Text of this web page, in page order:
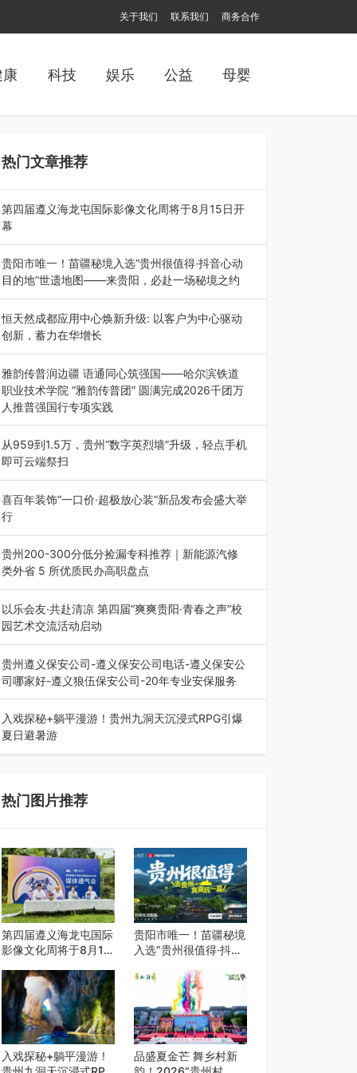
关于我们 联系我们 商务合作
科技 娱乐 公益 母婴
热门文章推荐
第四届遵义海龙屯国际影像文化周将于8月15日开
幕
8月7日，第四届遵义海龙屯国际影像文化周媒体
通气会在世界文化遗产地海龙屯核心景区…
贵阳市唯一！苗疆秘境入选“贵州很值得·抖音心动
目的地”世遗地图——来贵阳，必赴一场秘境之约
2026年7月21日，2026年“贵州很值得”暨抖音“心
动目的地”（贵州站）主题…
恒天然成都应用中心焕新升级: 以客户为中心驱动
创新，蓄力在华增长
融合全球研发实力与本土洞察，深化客户共创，赋
能西南市场创新发展 （7月27日，成…
雅韵传普润边疆 语通同心筑强国——哈尔滨铁道
职业技术学院 “雅韵传普团” 圆满完成2026千团万
人推普强国行专项实践
为扎实推进2026“千团万人推普强国行”大学生暑
期社会实践，牢牢紧扣 “雅韵传普…
从959到1.5万，贵州“数字英烈墙”升级，轻点手机
即可云端祭扫
八一建军节到来之际，由贵州省退役军人事务厅指
导，贵阳市退役军人事务局联合贵州广电…
喜百年装饰“一口价·超极放心装”新品发布会盛大举
行
2026年7月31日，喜百年装饰“一口价·超极放心
装”新品发布会在贵阳隆重举行。…
贵州200-300分低分捡漏专科推荐｜新能源汽修
类外省 5 所优质民办高职盘点
在贵州省高考志愿填报体系中，200至300分数段
考生可选择的省内工科、新能源汽车…
以乐会友·共赴清凉 第四届“爽爽贵阳·青春之声”校
园艺术交流活动启动
七月的贵阳，清风送爽，第四届“爽爽贵阳·青春之
声”校园管弦乐（合唱）艺术交流活动…
贵州遵义保安公司-遵义保安公司电话-遵义保安公
司哪家好-遵义狼伍保安公司-20年专业安保服务
在遵义，不管是企业园区运营、小区物业管理、建
筑工地施工、商业商场经营，还是举办各…
入戏探秘+躺平漫游！贵州九洞天沉浸式RPG引爆
夏日避暑游
热门图片推荐
第四届遵义海龙屯国际
影像文化周将于8月15
贵阳市唯一！苗疆秘境
入选“贵州很值得·抖音
——来贵阳，必赴一场
秘境之约
入戏探秘+躺平漫游！
品盛夏金芒 舞乡村新